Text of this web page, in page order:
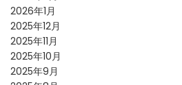
2026年1月
2025年12月
2025年11月
2025年10月
2025年9月